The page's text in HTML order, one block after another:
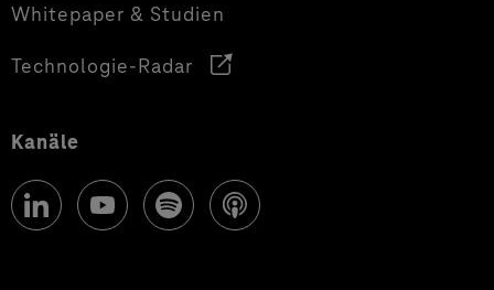
Whitepaper & Studien
Technologie-Radar
Kanäle